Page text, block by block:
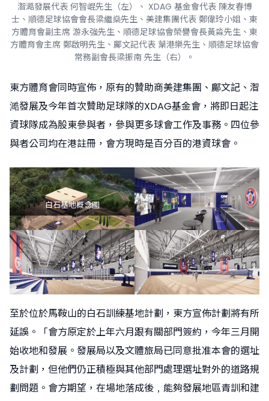
潪澔發展代表 何智崐先生（左）、 XDAG 基金會代表 陳友春博
士、順德足球協會會長梁繼燊先生、美建集團代表 鄭偉玲小姐、東
方體育會副主席 游永強先生、順德足球協會榮譽會長黃淼先生、東
方體育會主席 鄭啟明先生、鄺文記代表 葉港樂先生、順德足球協會
常務副會長梁振南 先生（右）。
東方體育會同時宣佈，原有的贊助商美建集團、鄺文記、潪
㵆發展及今年首次贊助足球隊的XDAG基金會，將即日起注
資球隊成為股東參與者，參與更多球會工作及事務。四位參
與者公司均在港註冊，會方現時是百分百的港資球會。
白石基地概念圖
至於位於馬鞍山的白石訓練基地計劃，東方宣佈計劃將有所
延誤。「會方原定於上年六月跟有關部門簽約，今年三月開
始收地和發展。發展局以及文體旅局已同意批准本會的選址
及計劃，但他們仍正積極與其他部門處理選址對外的道路規
劃問題。會方期望，在場地落成後﹐能夠發展地區青訓和建